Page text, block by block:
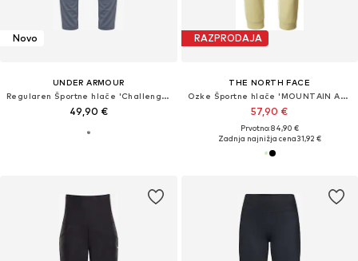
Novo
UNDER ARMOUR
Regularen Športne hlače 'Challenger'
49,90 €
RAZPRODAJA
THE NORTH FACE
Ozke Športne hlače 'MOUNTAIN ATHLETICS'
57,90 €
Prvotno: 84,90 €
Zadnja najnižja cena31,92 €